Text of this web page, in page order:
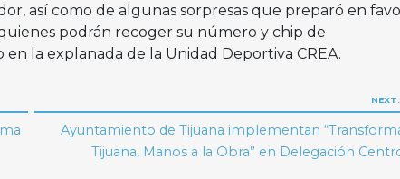
así como de algunas sorpresas que preparó en
podrán recoger su número y chip de
la explanada de la Unidad Deportiva CREA.
NEXT:
Ayuntamiento de Tijuana implementan
Tijuana, Manos a la Obra” en Delegación